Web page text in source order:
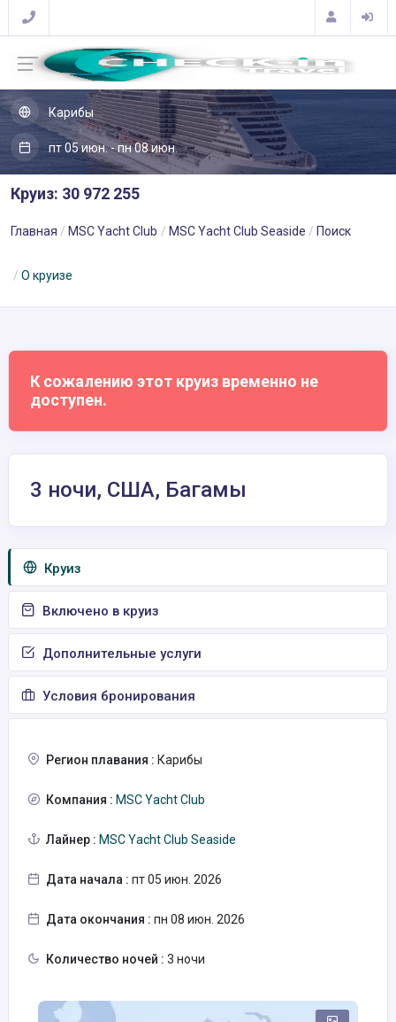
Карибы
пт 05 июн. - пн 08 июн.
Круиз: 30 972 255
Главная MSC Yacht Club MSC Yacht Club Seaside Поиск
О круизе
К сожалению этот круиз временно не
доступен.
3 ночи, США, Багамы
Круиз
Включено в круиз
Дополнительные услуги
Условия бронирования
Регион плавания : Карибы
Компания : MSC Yacht Club
Лайнер : MSC Yacht Club Seaside
Дата начала : пт 05 июн. 2026
Дата окончания : пн 08 июн. 2026
Количество ночей : 3 ночи